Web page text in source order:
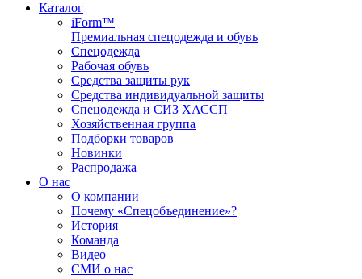
Каталог
iForm™
Премиальная спецодежда и обувь
Спецодежда
Рабочая обувь
Средства защиты рук
Средства индивидуальной защиты
Спецодежда и СИЗ ХАССП
Хозяйственная группа
Подборки товаров
Новинки
Распродажа
О нас
О компании
Почему «Спецобъединение»?
История
Команда
Видео
СМИ о нас